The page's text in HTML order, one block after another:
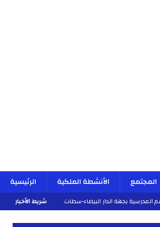
الرئيسية الأنشطة الملكية المجتمع
شريط الأخبار